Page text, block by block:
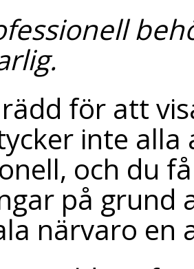
för att
inte
och du
på grund
närvaro en